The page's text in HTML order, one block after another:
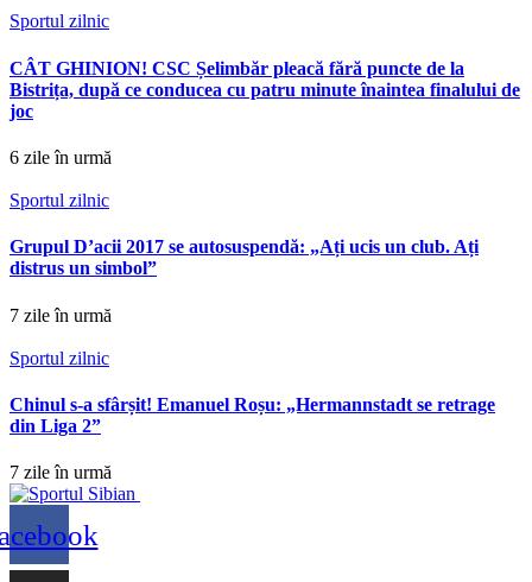
Sportul zilnic
CÂT GHINION! CSC Șelimbăr pleacă fără puncte de la
Bistrița, după ce conducea cu patru minute înaintea finalului de
joc
6 zile în urmă
Sportul zilnic
Grupul D’acii 2017 se autosuspendă: „Ați ucis un club. Ați
distrus un simbol”
7 zile în urmă
Sportul zilnic
Chinul s-a sfârșit! Emanuel Roșu: „Hermannstadt se retrage
din Liga 2”
7 zile în urmă